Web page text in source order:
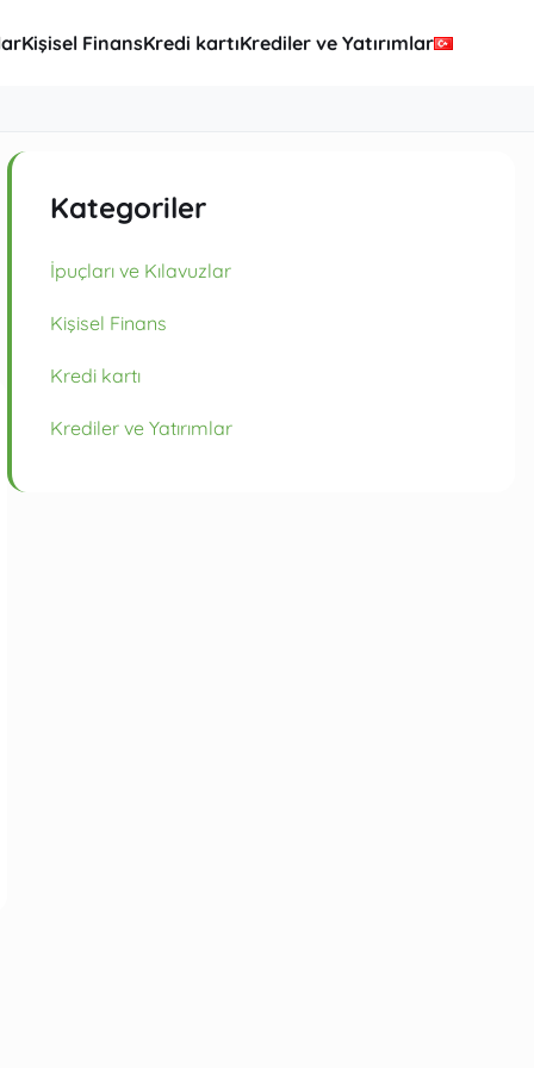
Kişisel FinansKredi kartıKrediler ve Yatırımlar
Kategoriler
İpuçları ve Kılavuzlar
Kişisel Finans
Kredi kartı
Krediler ve Yatırımlar